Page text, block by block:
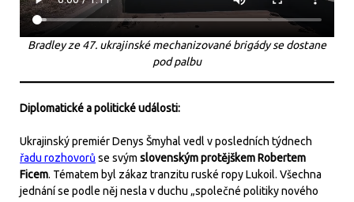
Bradley ze 47. ukrajinské mechanizované brigády se dostane
pod palbu
Diplomatické a politické události:
Ukrajinský premiér Denys Šmyhal vedl v posledních týdnech
řadu rozhovorů se svým slovenským protějškem Robertem
Ficem. Tématem byl zákaz tranzitu ruské ropy Lukoil. Všechna
jednání se podle něj nesla v duchu „společné politiky nového